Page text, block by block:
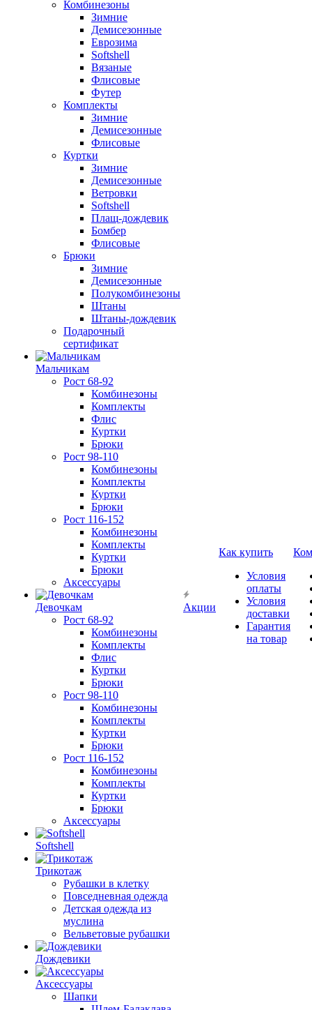
Комбинезоны
Зимние
Демисезонные
Еврозима
Softshell
Вязаные
Флисовые
Футер
Комплекты
Зимние
Демисезонные
Флисовые
Куртки
Зимние
Демисезонные
Ветровки
Softshell
Плащ-дождевик
Бомбер
Флисовые
Брюки
Зимние
Демисезонные
Полукомбинезоны
Штаны
Штаны-дождевик
Подарочный
сертификат
Мальчикам
Рост 68-92
Комбинезоны
Комплекты
Флис
Куртки
Брюки
Рост 98-110
Комбинезоны
Комплекты
Куртки
Брюки
Рост 116-152
Комбинезоны
Комплекты
Куртки
Брюки
Аксессуары
Девочкам
Рост 68-92
Комбинезоны
Комплекты
Флис
Куртки
Брюки
Рост 98-110
Комбинезоны
Комплекты
Куртки
Брюки
Рост 116-152
Комбинезоны
Комплекты
Куртки
Брюки
Аксессуары
Softshell
Трикотаж
Рубашки в клетку
Повседневная одежда
Детская одежда из
муслина
Вельветовые рубашки
Дождевики
Аксессуары
Шапки
Акции
Как купить
Условия
оплаты
Условия
доставки
Гарантия
на товар